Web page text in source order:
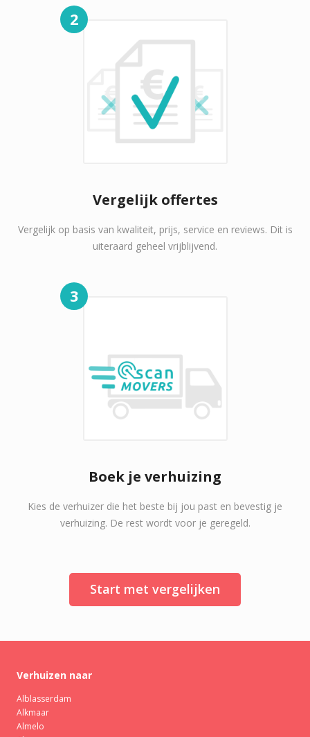
2
Vergelijk offertes
Vergelijk op basis van kwaliteit, prijs, service en reviews. Dit is
uiteraard geheel vrijblijvend.
3
Boek je verhuizing
Kies de verhuizer die het beste bij jou past en bevestig je
verhuizing. De rest wordt voor je geregeld.
Start met vergelijken
Verhuizen naar
Alblasserdam
Alkmaar
Almelo